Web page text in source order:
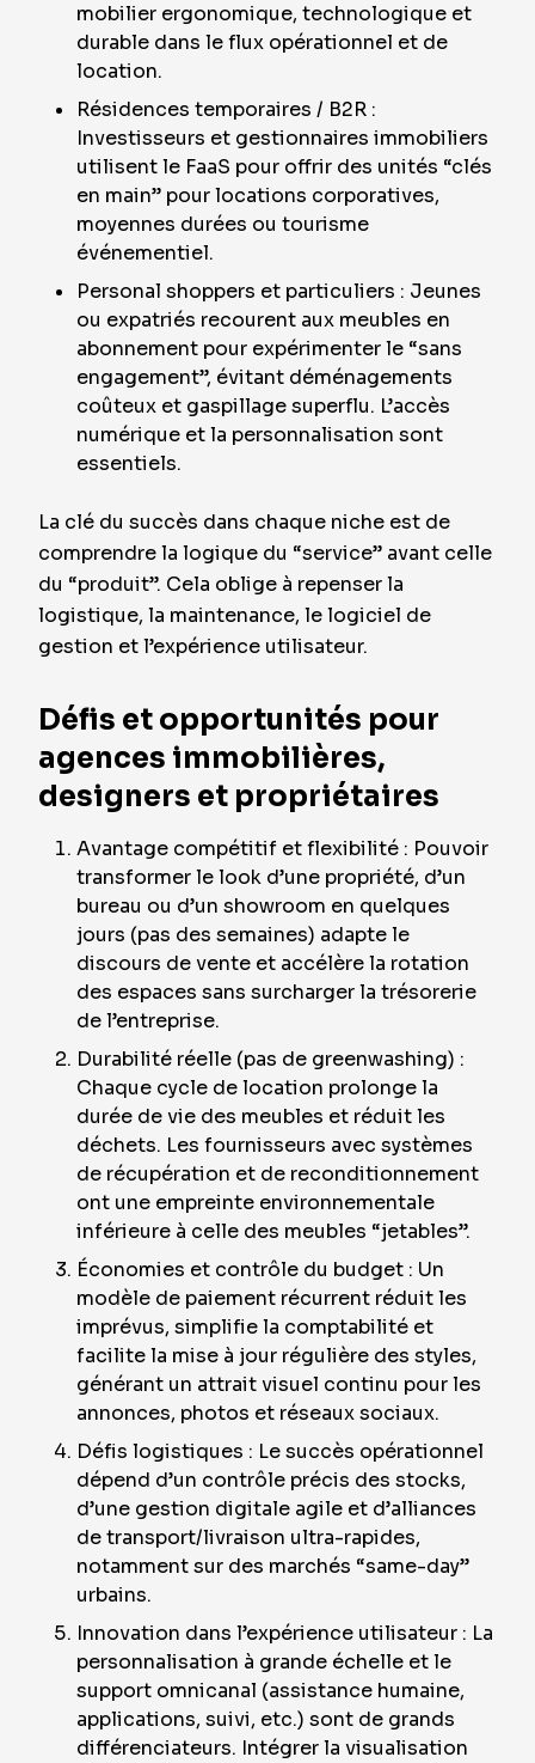
mobilier ergonomique, technologique et
durable dans le flux opérationnel et de
location.
Résidences temporaires / B2R :
Investisseurs et gestionnaires immobiliers
utilisent le FaaS pour offrir des unités “clés
en main” pour locations corporatives,
moyennes durées ou tourisme
événementiel.
Personal shoppers et particuliers : Jeunes
ou expatriés recourent aux meubles en
abonnement pour expérimenter le “sans
engagement”, évitant déménagements
coûteux et gaspillage superflu. L’accès
numérique et la personnalisation sont
essentiels.
La clé du succès dans chaque niche est de
comprendre la logique du “service” avant celle
du “produit”. Cela oblige à repenser la
logistique, la maintenance, le logiciel de
gestion et l’expérience utilisateur.
Défis et opportunités pour
agences immobilières,
designers et propriétaires
Avantage compétitif et flexibilité : Pouvoir
transformer le look d’une propriété, d’un
bureau ou d’un showroom en quelques
jours (pas des semaines) adapte le
discours de vente et accélère la rotation
des espaces sans surcharger la trésorerie
de l’entreprise.
Durabilité réelle (pas de greenwashing) :
Chaque cycle de location prolonge la
durée de vie des meubles et réduit les
déchets. Les fournisseurs avec systèmes
de récupération et de reconditionnement
ont une empreinte environnementale
inférieure à celle des meubles “jetables”.
Économies et contrôle du budget : Un
modèle de paiement récurrent réduit les
imprévus, simplifie la comptabilité et
facilite la mise à jour régulière des styles,
générant un attrait visuel continu pour les
annonces, photos et réseaux sociaux.
Défis logistiques : Le succès opérationnel
dépend d’un contrôle précis des stocks,
d’une gestion digitale agile et d’alliances
de transport/livraison ultra-rapides,
notamment sur des marchés “same-day”
urbains.
Innovation dans l’expérience utilisateur : La
personnalisation à grande échelle et le
support omnicanal (assistance humaine,
applications, suivi, etc.) sont de grands
différenciateurs. Intégrer la visualisation